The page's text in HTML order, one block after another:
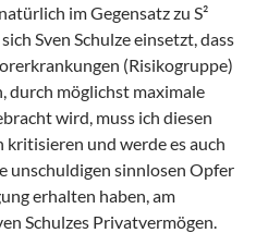
im Gegensatz zu S²
Sven Schulze einsetzt, dass
(Risikogruppe)
durch möglichst maximale
wird, muss ich diesen
und werde es auch
unschuldigen sinnlosen Opfer
erhalten haben, am
Schulzes Privatvermögen.